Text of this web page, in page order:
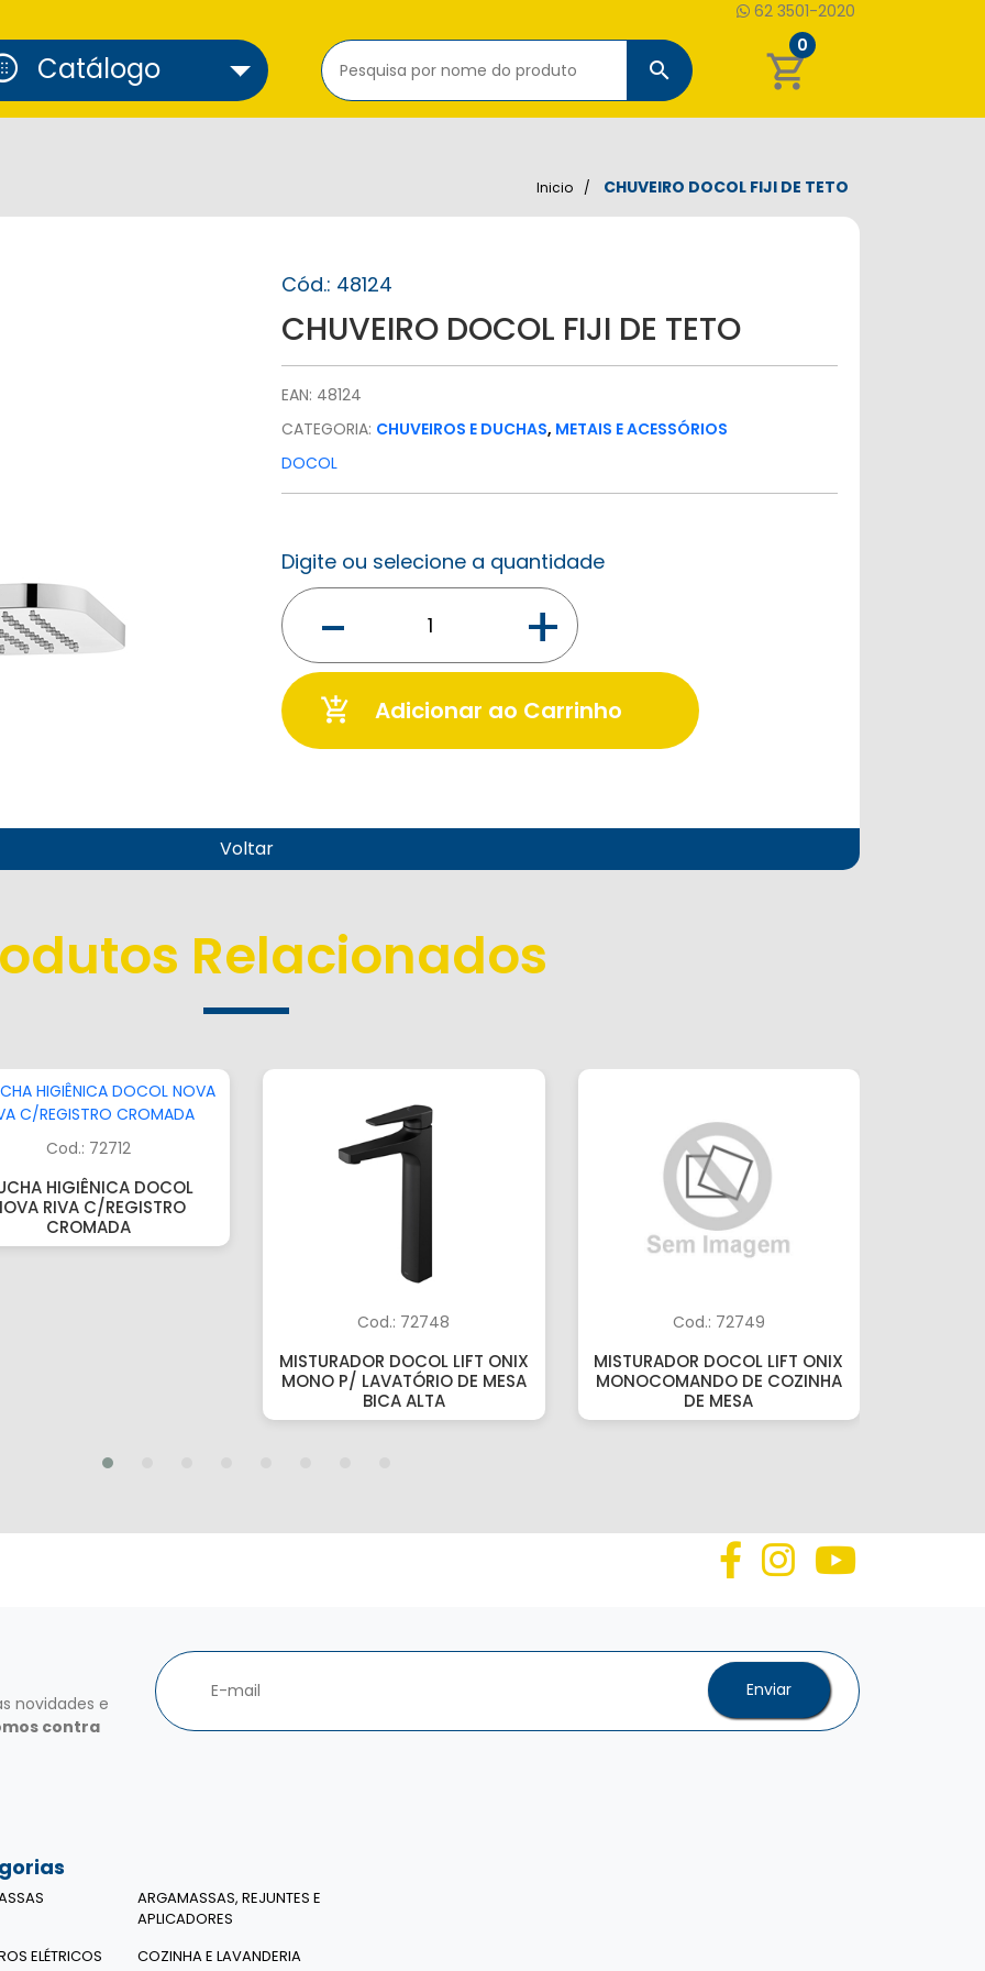
62 3501-2020
Catálogo search shopping_cart
0
Inicio CHUVEIRO DOCOL FIJI DE TETO
Cód.: 48124
CHUVEIRO DOCOL FIJI DE TETO
EAN: 48124
CATEGORIA: CHUVEIROS E DUCHAS, METAIS E ACESSÓRIOS
DOCOL
Digite ou selecione a quantidade
- +
add_shopping_cart Adicionar ao Carrinho
Voltar
Relacionados
Cod.: 72712
HIGIÊNICA DOCOL
RIVA C/REGISTRO
CROMADA
Cod.: 72748
MISTURADOR DOCOL LIFT ONIX
MONO P/ LAVATÓRIO DE MESA
BICA ALTA
Cod.: 72749
MISTURADOR DOCOL LIFT ONIX
MONOCOMANDO DE COZINHA
DE MESA
novidades e
contra
Enviar
ARGAMASSAS, REJUNTES E
APLICADORES
ELÉTRICOS
COZINHA E LAVANDERIA